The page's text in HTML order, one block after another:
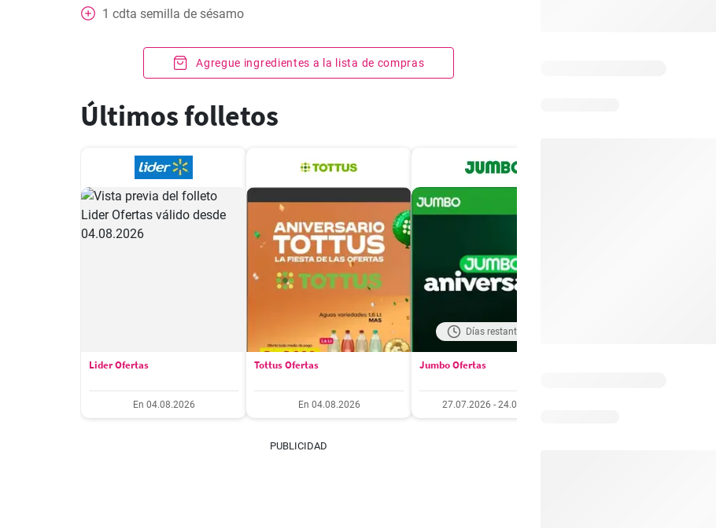
1 cdta semilla de sésamo
Agregue ingredientes a la lista de compras
Últimos folletos
Lider Ofertas
En 04.08.2026
Tottus Ofertas
En 04.08.2026
Días restantes: 18
Jumbo Ofertas
27.07.2026 - 24.08.2026
PUBLICIDAD